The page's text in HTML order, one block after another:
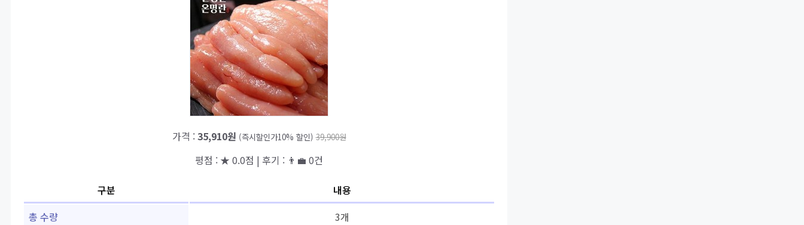
가격 :35,910원 (즉시할인가10% 할인) 39,900원
평점 : ★ 0.0점 | 후기 : 👨‍💼 0건
구분
내용
총 수량
3개